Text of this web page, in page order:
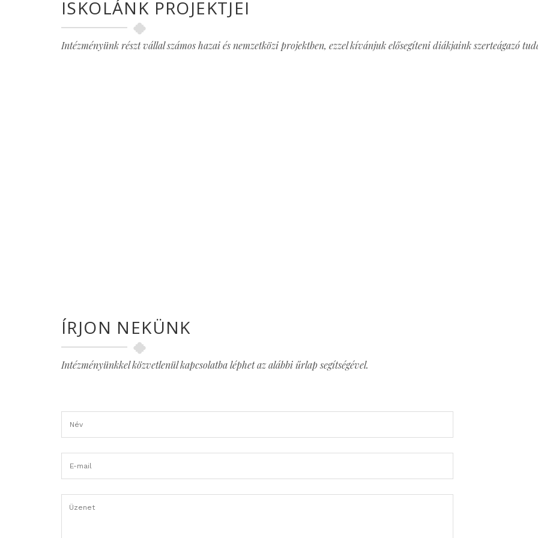
ISKOLÁNK PROJEKTJEI
Intézményünk részt vállal számos hazai és nemzetközi projektben, ezzel kívánjuk elősegíteni diákjaink szerteágazó
ÍRJON NEKÜNK
Intézményünkkel közvetlenül kapcsolatba léphet az alábbi űrlap segítségével.